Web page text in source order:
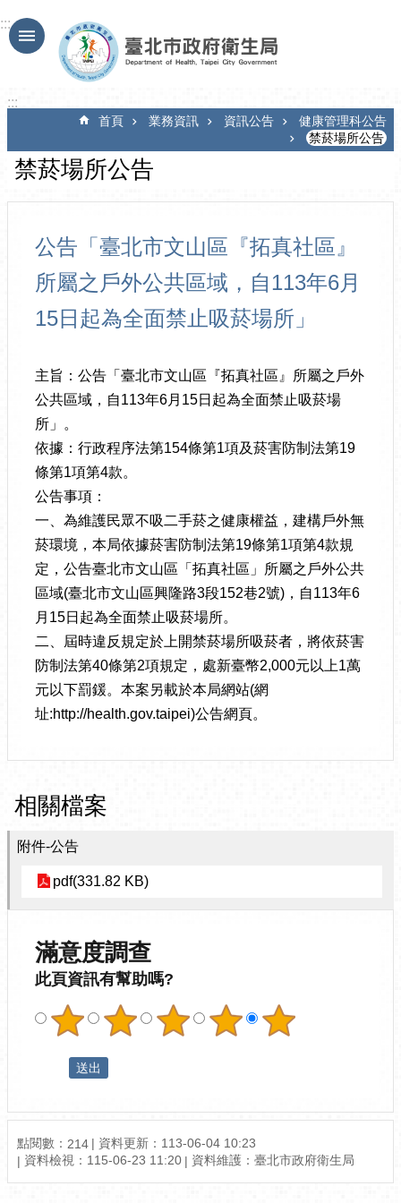
跳到主要內容區塊
:::
:::
首頁 業務資訊 資訊公告
健康管理科公告
禁菸場所公告
禁菸場所公告
公告「臺北市文山區『拓真社區』
所屬之戶外公共區域，自113年6月
15日起為全面禁止吸菸場所」
主旨：公告「臺北市文山區『拓真社區』所屬之戶外
公共區域，自113年6月15日起為全面禁止吸菸場
所」。
依據：行政程序法第154條第1項及菸害防制法第19
條第1項第4款。
公告事項：
一、為維護民眾不吸二手菸之健康權益，建構戶外無
菸環境，本局依據菸害防制法第19條第1項第4款規
定，公告臺北市文山區「拓真社區」所屬之戶外公共
區域(臺北市文山區興隆路3段152巷2號)，自113年6
月15日起為全面禁止吸菸場所。
二、屆時違反規定於上開禁菸場所吸菸者，將依菸害
防制法第40條第2項規定，處新臺幣2,000元以上1萬
元以下罰鍰。本案另載於本局網站(網
址:http://health.gov.taipei)公告網頁。
相關檔案
附件-公告
pdf(331.82 KB)
滿意度調查
此頁資訊有幫助嗎?
點閱數： 214
資料更新：113-06-04 10:23
資料檢視：115-06-23 11:20
資料維護：臺北市政府衛生局